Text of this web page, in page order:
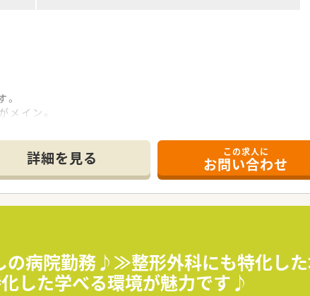
イン。
発生しておらず、
おすすめです。
協力しながら進めています。
す。
です！
ら通勤用の送迎バスが出ていますので利用できます！
ています。
詳細を見る この求人に
お問い合わせ
の病院勤務♪≫整形外科にも特化し
した学べる環境が魅力です♪